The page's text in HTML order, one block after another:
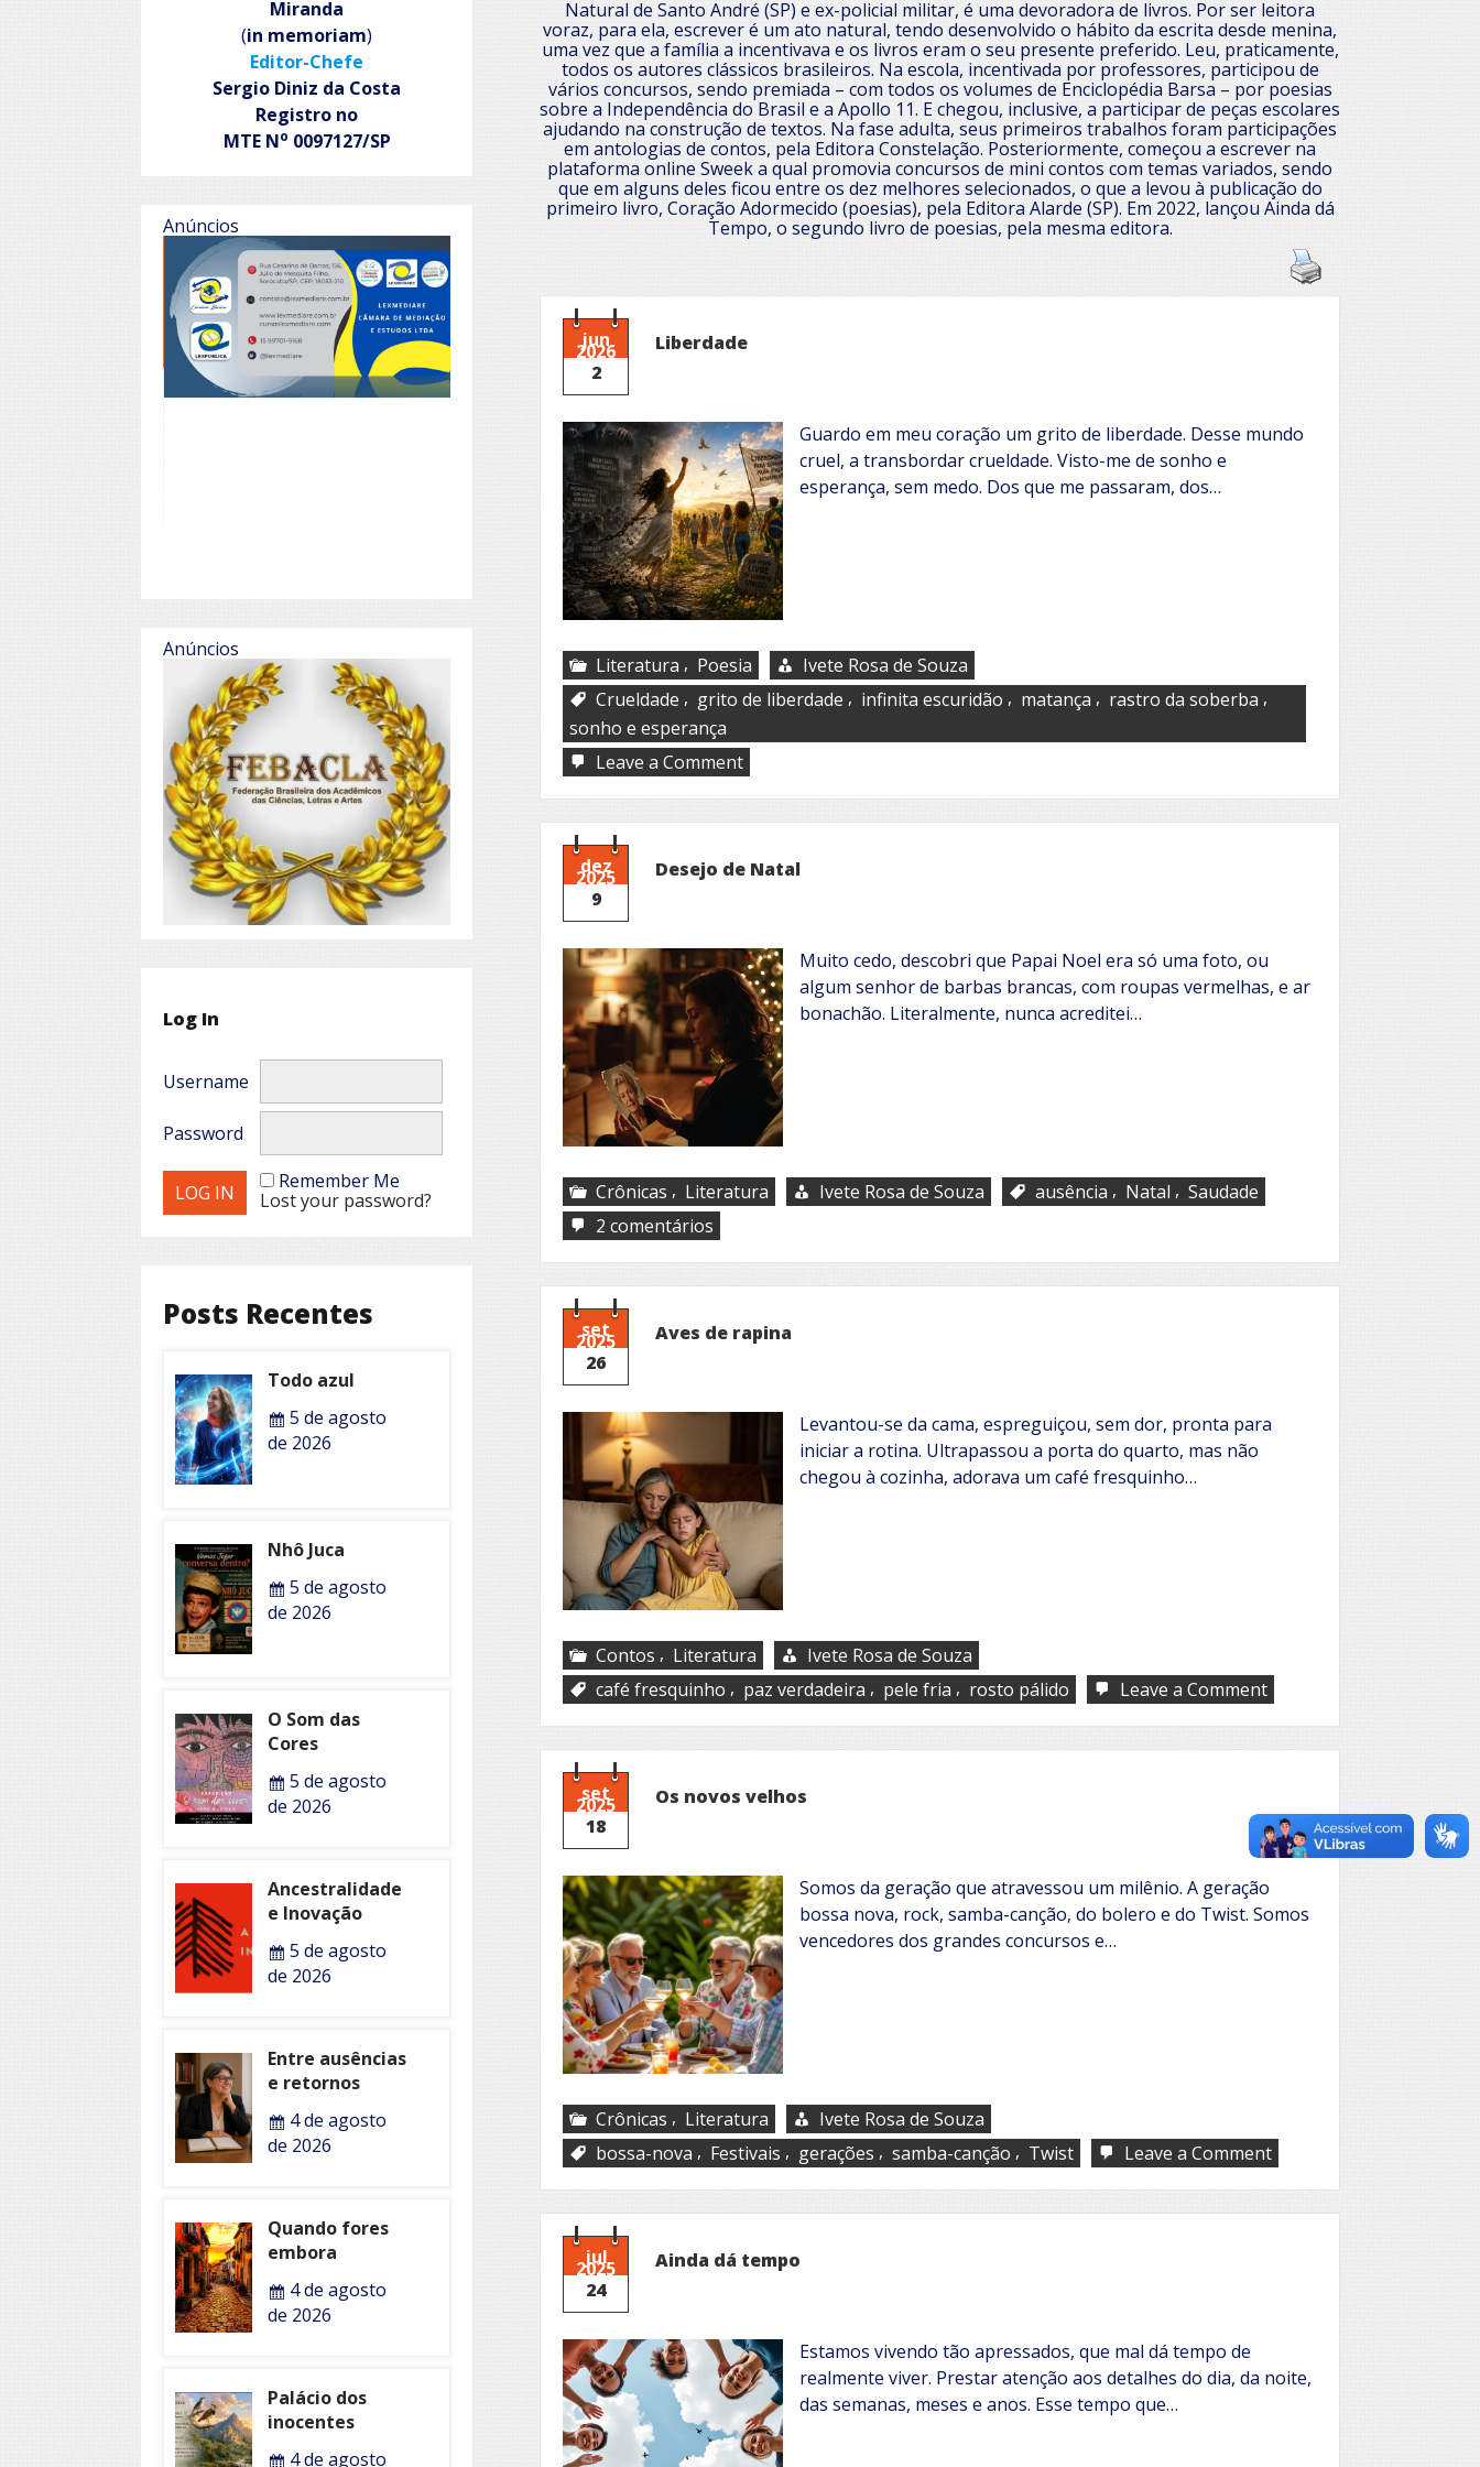
Natural de Santo André (SP) e ex-policial militar, é uma devoradora de livros. Por ser leitora
voraz, para ela, escrever é um ato natural, tendo desenvolvido o hábito da escrita desde menina,
uma vez que a família a incentivava e os livros eram o seu presente preferido. Leu, praticamente,
todos os autores clássicos brasileiros. Na escola, incentivada por professores, participou de
vários concursos, sendo premiada – com todos os volumes de Enciclopédia Barsa – por poesias
sobre a Independência do Brasil e a Apollo 11. E chegou, inclusive, a participar de peças escolares
ajudando na construção de textos. Na fase adulta, seus primeiros trabalhos foram participações
em antologias de contos, pela Editora Constelação. Posteriormente, começou a escrever na
plataforma online Sweek a qual promovia concursos de mini contos com temas variados, sendo
que em alguns deles ficou entre os dez melhores selecionados, o que a levou à publicação do
primeiro livro, Coração Adormecido (poesias), pela Editora Alarde (SP). Em 2022, lançou Ainda dá
Tempo, o segundo livro de poesias, pela mesma editora.
jun
2026
2
Liberdade
Guardo em meu coração um grito de liberdade. Desse mundo
cruel, a transbordar crueldade. Visto-me de sonho e
esperança, sem medo. Dos que me passaram, dos…
Literatura , Poesia
Ivete Rosa de Souza
Crueldade , grito de liberdade , infinita escuridão , matança , rastro da soberba ,
sonho e esperança
Leave a Commenton
Liberdade
dez
2025
9
Desejo de Natal
Muito cedo, descobri que Papai Noel era só uma foto, ou
algum senhor de barbas brancas, com roupas vermelhas, e ar
bonachão. Literalmente, nunca acreditei…
Crônicas , Literatura Ivete Rosa de Souza ausência , Natal , Saudade
2 comentários
Desejo
de
Natal
set
2025
26
Aves de rapina
Levantou-se da cama, espreguiçou, sem dor, pronta para
iniciar a rotina. Ultrapassou a porta do quarto, mas não
chegou à cozinha, adorava um café fresquinho…
Contos , Literatura
Ivete Rosa de Souza
café fresquinho , paz verdadeira , pele fria , rosto pálido Leave a Commenton
Aves
de
rapina
set
2025
18
Os novos velhos
Somos da geração que atravessou um milênio. A geração
bossa nova, rock, samba-canção, do bolero e do Twist. Somos
vencedores dos grandes concursos e…
Crônicas , Literatura
Ivete Rosa de Souza
bossa-nova , Festivais , gerações , samba-canção , Twist Leave a Commenton
Os
novos
velhos
jul
2025
24
Ainda dá tempo
Estamos vivendo tão apressados, que mal dá tempo de
realmente viver. Prestar atenção aos detalhes do dia, da noite,
das semanas, meses e anos. Esse tempo que…
Miranda
(in memoriam)
Editor-Chefe
Sergio Diniz da Costa
Registro no
MTE No 0097127/SP
Anúncios
Anúncios
Log In
Username
Password
Remember Me
Lost your password?
Posts Recentes
Todo azul
5 de agosto
de 2026
Nhô Juca
5 de agosto
de 2026
O Som das
Cores
5 de agosto
de 2026
Ancestralidade
e Inovação
5 de agosto
de 2026
Entre ausências
e retornos
4 de agosto
de 2026
Quando fores
embora
4 de agosto
de 2026
Palácio dos
inocentes
4 de agosto